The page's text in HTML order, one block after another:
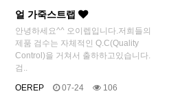
얼 가죽스트랩
안녕하세요^^ 오이렙입니다.저희들의
제품 검수는 자체적인 Q.C(Quality
Control)을 거쳐서 출하하고있습니다.
검..
OEREP 07-24 106